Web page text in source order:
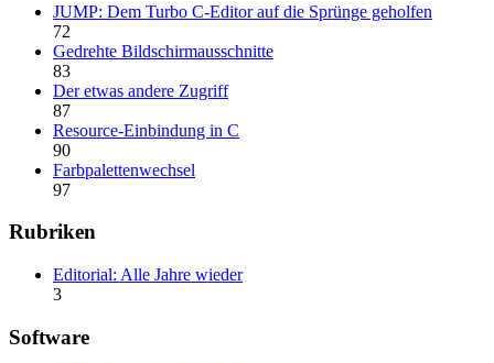
JUMP: Dem Turbo C-Editor auf die Sprünge geholfen
72
Gedrehte Bildschirmausschnitte
83
Der etwas andere Zugriff
87
Resource-Einbindung in C
90
Farbpalettenwechsel
97
Rubriken
Editorial: Alle Jahre wieder
3
Software